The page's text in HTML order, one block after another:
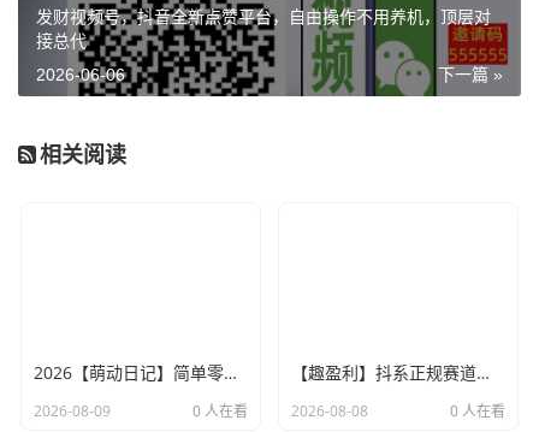
发财视频号，抖音全新点赞平台，自由操作不用养机，顶层对
接总代
下一篇 »
2026-06-06
相关阅读
2026【萌动日记】简单零撸，卷轴模式加速释放卷，每天7个广告
2026-08-09 0 人在看
【趣盈利】抖系正规赛道，人人都能做，可以批量搞！
2026-08-08 0 人在看